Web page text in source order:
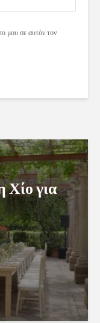
μου σε αυτόν τον
Χίο για